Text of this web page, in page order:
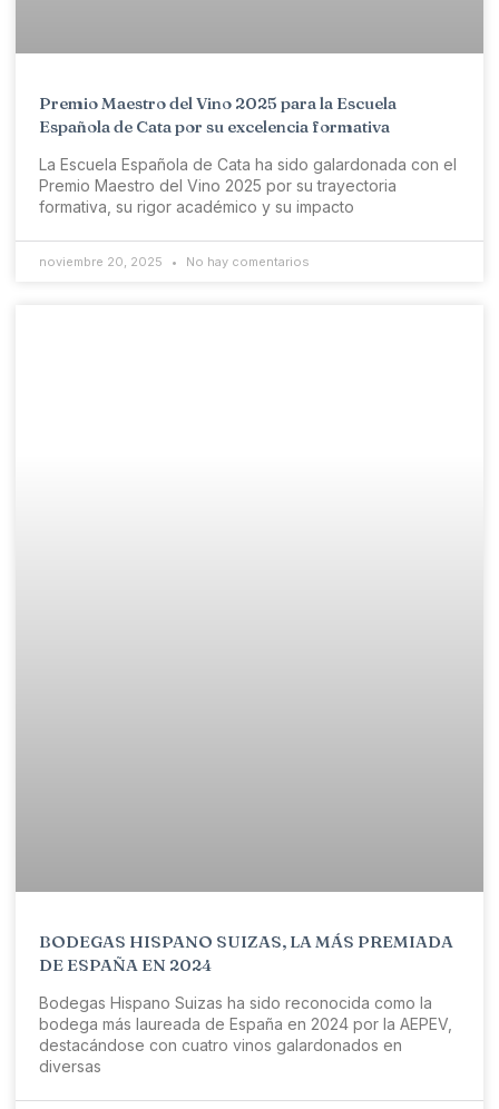
Premio Maestro del Vino 2025 para la Escuela
Española de Cata por su excelencia formativa
La Escuela Española de Cata ha sido galardonada con el
Premio Maestro del Vino 2025 por su trayectoria
formativa, su rigor académico y su impacto
noviembre 20, 2025 No hay comentarios
BODEGAS HISPANO SUIZAS, LA MÁS PREMIADA
DE ESPAÑA EN 2024
Bodegas Hispano Suizas ha sido reconocida como la
bodega más laureada de España en 2024 por la AEPEV,
destacándose con cuatro vinos galardonados en
diversas